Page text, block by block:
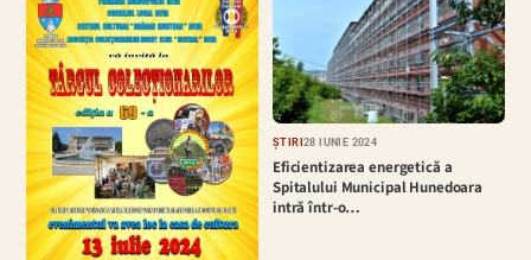
ȘTIRI28 IUNIE 2024
Eficientizarea energetică a
Spitalului Municipal Hunedoara
intră într-o…